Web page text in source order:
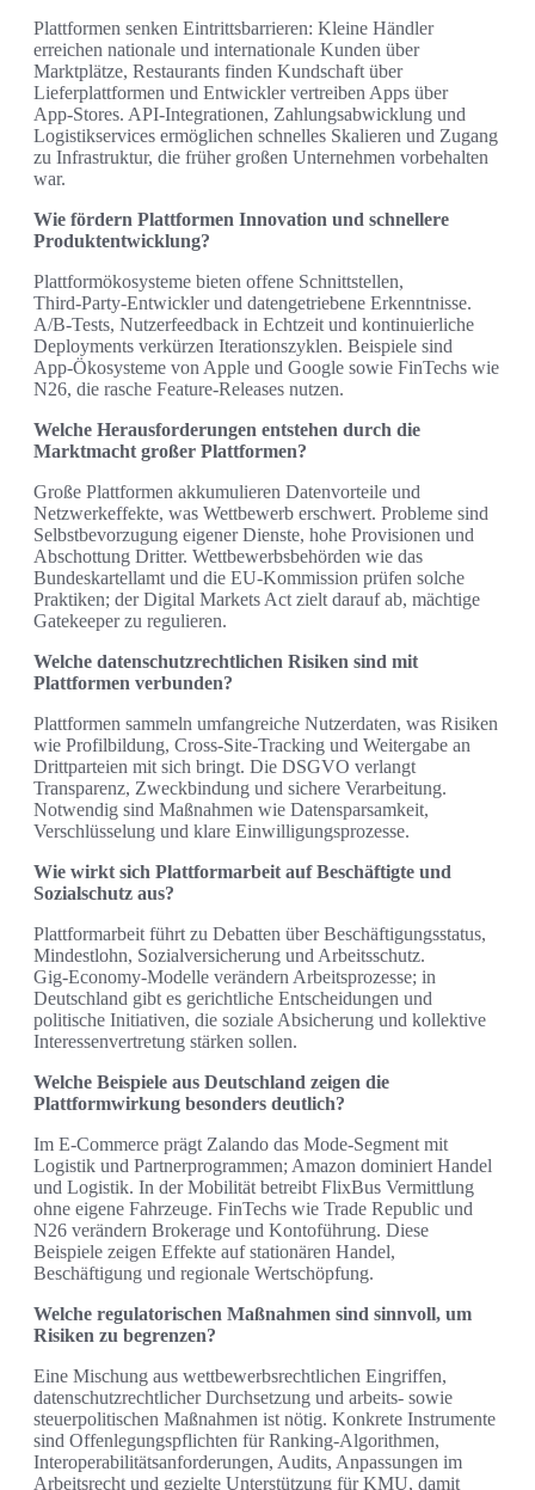
Plattformen senken Eintrittsbarrieren: Kleine Händler
erreichen nationale und internationale Kunden über
Marktplätze, Restaurants finden Kundschaft über
Lieferplattformen und Entwickler vertreiben Apps über
App‑Stores. API‑Integrationen, Zahlungsabwicklung und
Logistikservices ermöglichen schnelles Skalieren und Zugang
zu Infrastruktur, die früher großen Unternehmen vorbehalten
war.
Wie fördern Plattformen Innovation und schnellere
Produktentwicklung?
Plattformökosysteme bieten offene Schnittstellen,
Third‑Party‑Entwickler und datengetriebene Erkenntnisse.
A/B‑Tests, Nutzerfeedback in Echtzeit und kontinuierliche
Deployments verkürzen Iterationszyklen. Beispiele sind
App‑Ökosysteme von Apple und Google sowie FinTechs wie
N26, die rasche Feature‑Releases nutzen.
Welche Herausforderungen entstehen durch die
Marktmacht großer Plattformen?
Große Plattformen akkumulieren Datenvorteile und
Netzwerkeffekte, was Wettbewerb erschwert. Probleme sind
Selbstbevorzugung eigener Dienste, hohe Provisionen und
Abschottung Dritter. Wettbewerbsbehörden wie das
Bundeskartellamt und die EU‑Kommission prüfen solche
Praktiken; der Digital Markets Act zielt darauf ab, mächtige
Gatekeeper zu regulieren.
Welche datenschutzrechtlichen Risiken sind mit
Plattformen verbunden?
Plattformen sammeln umfangreiche Nutzerdaten, was Risiken
wie Profilbildung, Cross‑Site‑Tracking und Weitergabe an
Drittparteien mit sich bringt. Die DSGVO verlangt
Transparenz, Zweckbindung und sichere Verarbeitung.
Notwendig sind Maßnahmen wie Datensparsamkeit,
Verschlüsselung und klare Einwilligungsprozesse.
Wie wirkt sich Plattformarbeit auf Beschäftigte und
Sozialschutz aus?
Plattformarbeit führt zu Debatten über Beschäftigungsstatus,
Mindestlohn, Sozialversicherung und Arbeitsschutz.
Gig‑Economy‑Modelle verändern Arbeitsprozesse; in
Deutschland gibt es gerichtliche Entscheidungen und
politische Initiativen, die soziale Absicherung und kollektive
Interessenvertretung stärken sollen.
Welche Beispiele aus Deutschland zeigen die
Plattformwirkung besonders deutlich?
Im E‑Commerce prägt Zalando das Mode‑Segment mit
Logistik und Partnerprogrammen; Amazon dominiert Handel
und Logistik. In der Mobilität betreibt FlixBus Vermittlung
ohne eigene Fahrzeuge. FinTechs wie Trade Republic und
N26 verändern Brokerage und Kontoführung. Diese
Beispiele zeigen Effekte auf stationären Handel,
Beschäftigung und regionale Wertschöpfung.
Welche regulatorischen Maßnahmen sind sinnvoll, um
Risiken zu begrenzen?
Eine Mischung aus wettbewerbsrechtlichen Eingriffen,
datenschutzrechtlicher Durchsetzung und arbeits‑ sowie
steuerpolitischen Maßnahmen ist nötig. Konkrete Instrumente
sind Offenlegungspflichten für Ranking‑Algorithmen,
Interoperabilitätsanforderungen, Audits, Anpassungen im
Arbeitsrecht und gezielte Unterstützung für KMU, damit